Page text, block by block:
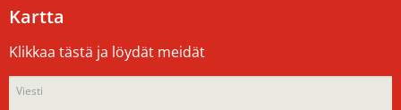
Kartta
Klikkaa tästä ja löydät meidät